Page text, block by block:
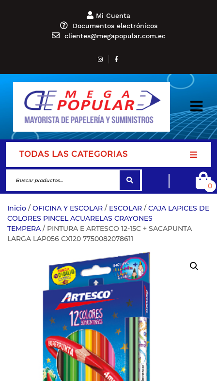
Mi Cuenta
Documentos electrónicos
clientes@megapopular.com.ec
TODAS LAS CATEGORIAS
0
Inicio / OFICINA Y ESCOLAR / ESCOLAR / CAJA LAPICES DE
COLORES PINCEL ACUARELAS CRAYONES
TEMPERA / PINTURA E ARTESCO 12-15C + SACAPUNTA
LARGA LAP056 CX120 7750082078611